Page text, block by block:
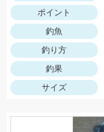
ポイント
釣魚
釣り方
釣果
サイズ